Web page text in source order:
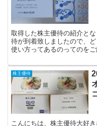
取得した株主優待の紹介と
待が到着致しましたので、
使い方ってあるのってのを
株主優待
こんにちは、株主優待大好